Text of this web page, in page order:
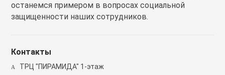
останемся примером в вопросах социальной
защищенности наших сотрудников.
Контакты
ТРЦ "ПИРАМИДА" 1-этаж